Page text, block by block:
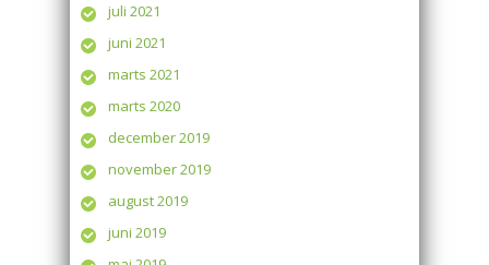
juli 2021
juni 2021
marts 2021
marts 2020
december 2019
november 2019
august 2019
juni 2019